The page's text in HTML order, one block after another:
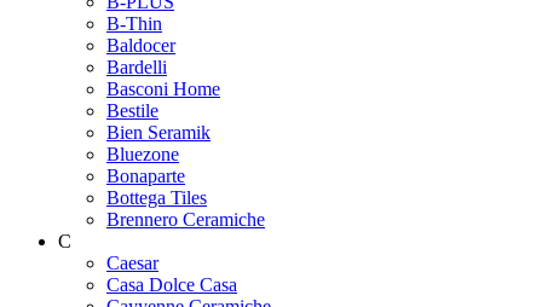
B-Thin
Baldocer
Bardelli
Basconi Home
Bestile
Bien Seramik
Bluezone
Bonaparte
Bottega Tiles
Brennero Ceramiche
C
Caesar
Casa Dolce Casa